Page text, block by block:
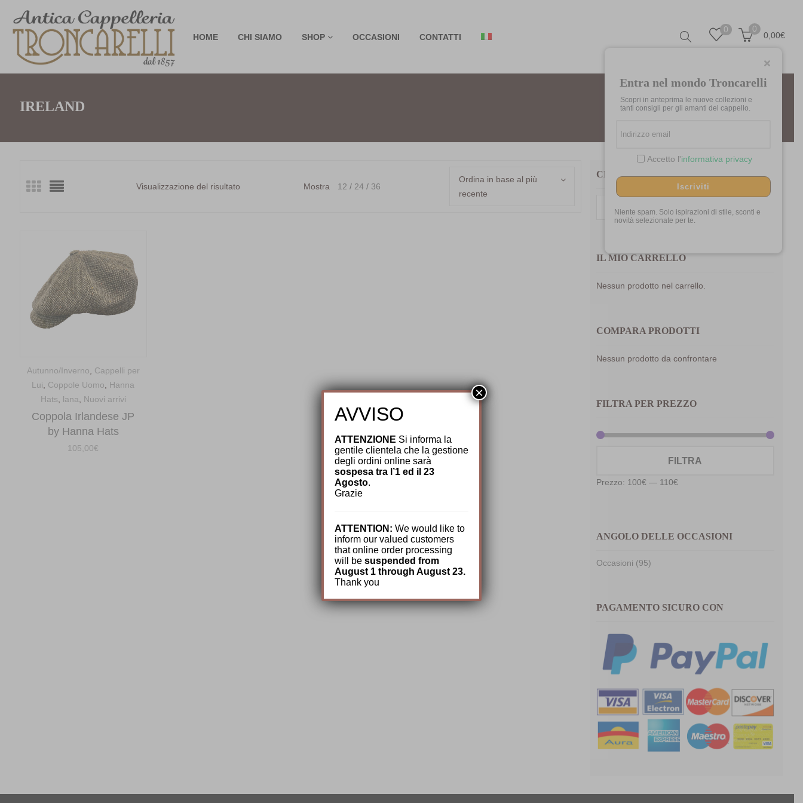
Entra nel mondo Troncarelli
Scopri in anteprima le nuove collezioni e
tanti consigli per gli amanti del cappello.
Accetto l'informativa privacy
Iscriviti
Niente spam. Solo ispirazioni di stile, sconti e
novità selezionate per te.
HOME CHI SIAMO SHOP OCCASIONI CONTATTI
0 0
0,00€
IRELAND Home Prodotti taggati “Ireland”
Visualizzazione del risultato Mostra 12 24 36
Ordina in base al più
recente
Autunno/Inverno, Cappelli per
Lui, Coppole Uomo, Hanna
Hats, lana, Nuovi arrivi
Coppola Irlandese JP
by Hanna Hats
105,00€
CERCA TRA I NOSTRI PRODOTTI
IL MIO CARRELLO
Nessun prodotto nel carrello.
COMPARA PRODOTTI
Nessun prodotto da confrontare
FILTRA PER PREZZO
FILTRA
Prezzo: 100€ — 110€
ANGOLO DELLE OCCASIONI
Occasioni (95)
PAGAMENTO SICURO CON
AVVISO
ATTENZIONE Si informa la
gentile clientela che la gestione
degli ordini online sarà
sospesa tra l’1 ed il 23
Agosto.
Grazie
ATTENTION: We would like to
inform our valued customers
that online order processing
will be suspended from
August 1 through August 23.
Thank you
×